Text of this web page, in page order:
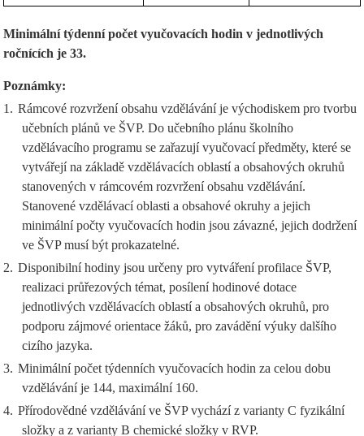
Minimální týdenní počet vyučovacích hodin v jednotlivých
ročnících je 33.
Poznámky:
1. Rámcové rozvržení obsahu vzdělávání je východiskem pro tvorbu
učebních plánů ve ŠVP. Do učebního plánu školního
vzdělávacího programu se zařazují vyučovací předměty, které se
vytvářejí na základě vzdělávacích oblastí a obsahových okruhů
stanovených v rámcovém rozvržení obsahu vzdělávání.
Stanovené vzdělávací oblasti a obsahové okruhy a jejich
minimální počty vyučovacích hodin jsou závazné, jejich dodržení
ve ŠVP musí být prokazatelné.
2. Disponibilní hodiny jsou určeny pro vytváření profilace ŠVP,
realizaci průřezových témat, posílení hodinové dotace
jednotlivých vzdělávacích oblastí a obsahových okruhů, pro
podporu zájmové orientace žáků, pro zavádění výuky dalšího
cizího jazyka.
3. Minimální počet týdenních vyučovacích hodin za celou dobu
vzdělávání je 144, maximální 160.
4. Přírodovědné vzdělávání ve ŠVP vychází z varianty C fyzikální
složky a z varianty B chemické složky v RVP.